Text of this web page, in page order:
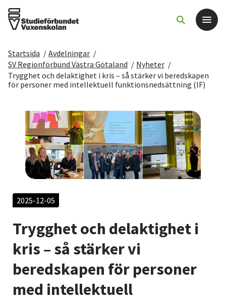
Det här gör vi
För dig som
Sök kurser och evenemang
Om SV
Starta studiecirkel
Cirkelledare
Nyheter
Startsida / Avdelningar /
SV Regionförbund Västra Götaland / Nyheter /
Trygghet och delaktighet i kris – så stärker vi beredskapen
för personer med intellektuell funktionsnedsättning (IF)
2025-12-05
Trygghet och delaktighet i
kris – så stärker vi
beredskapen för personer
med intellektuell